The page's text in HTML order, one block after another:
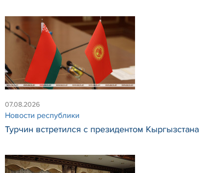
07.08.2026
Новости республики
Турчин встретился с президентом Кыргызстана